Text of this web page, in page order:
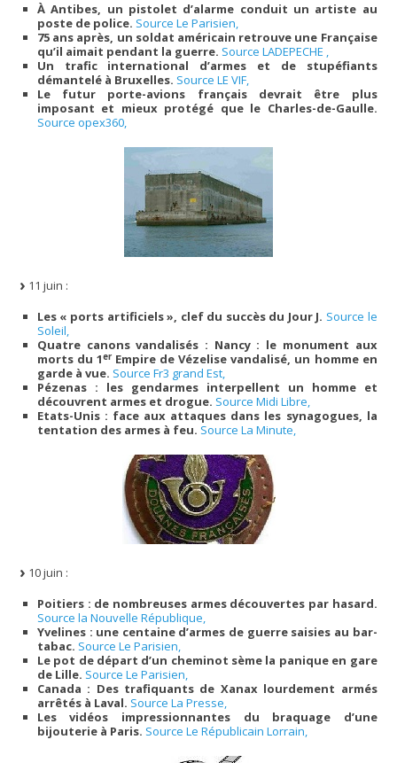
À Antibes, un pistolet d’alarme conduit un artiste au
poste de police. Source Le Parisien,
75 ans après, un soldat américain retrouve une Française
qu’il aimait pendant la guerre. Source LADEPECHE ,
Un trafic international d’armes et de stupéfiants
démantelé à Bruxelles. Source LE VIF,
Le futur porte-avions français devrait être plus
imposant et mieux protégé que le Charles-de-Gaulle.
Source opex360,
11 juin :
Les « ports artificiels », clef du succès du Jour J. Source le
Soleil,
Quatre canons vandalisés : Nancy : le monument aux
morts du 1er Empire de Vézelise vandalisé, un homme en
garde à vue. Source Fr3 grand Est,
Pézenas : les gendarmes interpellent un homme et
découvrent armes et drogue. Source Midi Libre,
Etats-Unis : face aux attaques dans les synagogues, la
tentation des armes à feu. Source La Minute,
10 juin :
Poitiers : de nombreuses armes découvertes par hasard.
Source la Nouvelle République,
Yvelines : une centaine d’armes de guerre saisies au bar-
tabac. Source Le Parisien,
Le pot de départ d’un cheminot sème la panique en gare
de Lille. Source Le Parisien,
Canada : Des trafiquants de Xanax lourdement armés
arrêtés à Laval. Source La Presse,
Les vidéos impressionnantes du braquage d’une
bijouterie à Paris. Source Le Républicain Lorrain,